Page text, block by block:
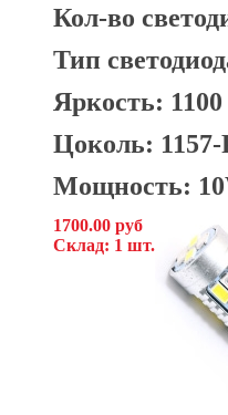
Кол-во
Тип
Яркость:
Цоколь: 1157-
Мощность:
1700.00 руб
Склад: 1 шт.